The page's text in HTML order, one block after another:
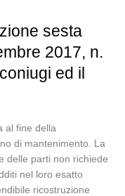
sesta
2017, n.
ed il
al fine della
di mantenimento. La
delle parti non richiede
nel loro esatto
ricostruzione